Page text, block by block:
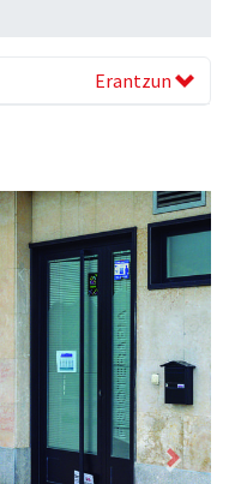
Erantzun
Next